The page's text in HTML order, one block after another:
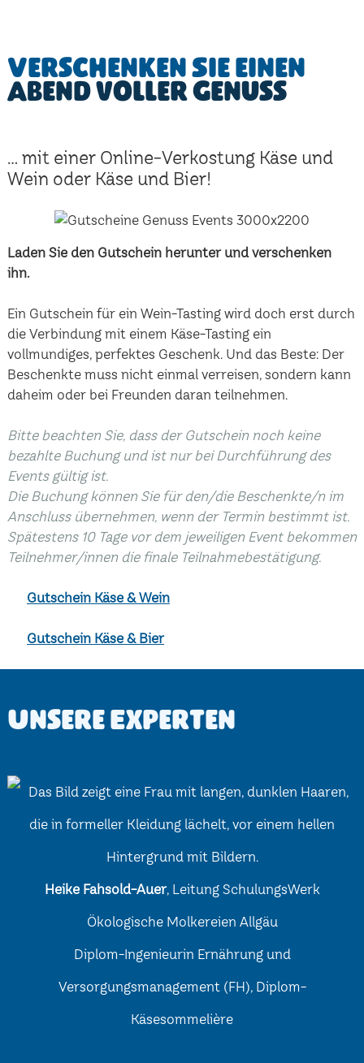
Verschenken Sie einen
Abend voller Genuss
... mit einer Online-Verkostung Käse und
Wein oder Käse und Bier!
Laden Sie den Gutschein herunter und verschenken
ihn.
Ein Gutschein für ein Wein-Tasting wird doch erst durch
die Verbindung mit einem Käse-Tasting ein
vollmundiges, perfektes Geschenk. Und das Beste: Der
Beschenkte muss nicht einmal verreisen, sondern kann
daheim oder bei Freunden daran teilnehmen.
Bitte beachten Sie, dass der Gutschein noch keine
bezahlte Buchung und ist nur bei Durchführung des
Events gültig ist.
Die Buchung können Sie für den/die Beschenkte/n im
Anschluss übernehmen, wenn der Termin bestimmt ist.
Spätestens 10 Tage vor dem jeweiligen Event bekommen
Teilnehmer/innen die finale Teilnahmebestätigung.
Gutschein Käse & Wein
Gutschein Käse & Bier
Unsere Experten
Heike Fahsold-Auer, Leitung SchulungsWerk
Ökologische Molkereien Allgäu
Diplom-Ingenieurin Ernährung und
Versorgungsmanagement (FH), Diplom-
Käsesommelière